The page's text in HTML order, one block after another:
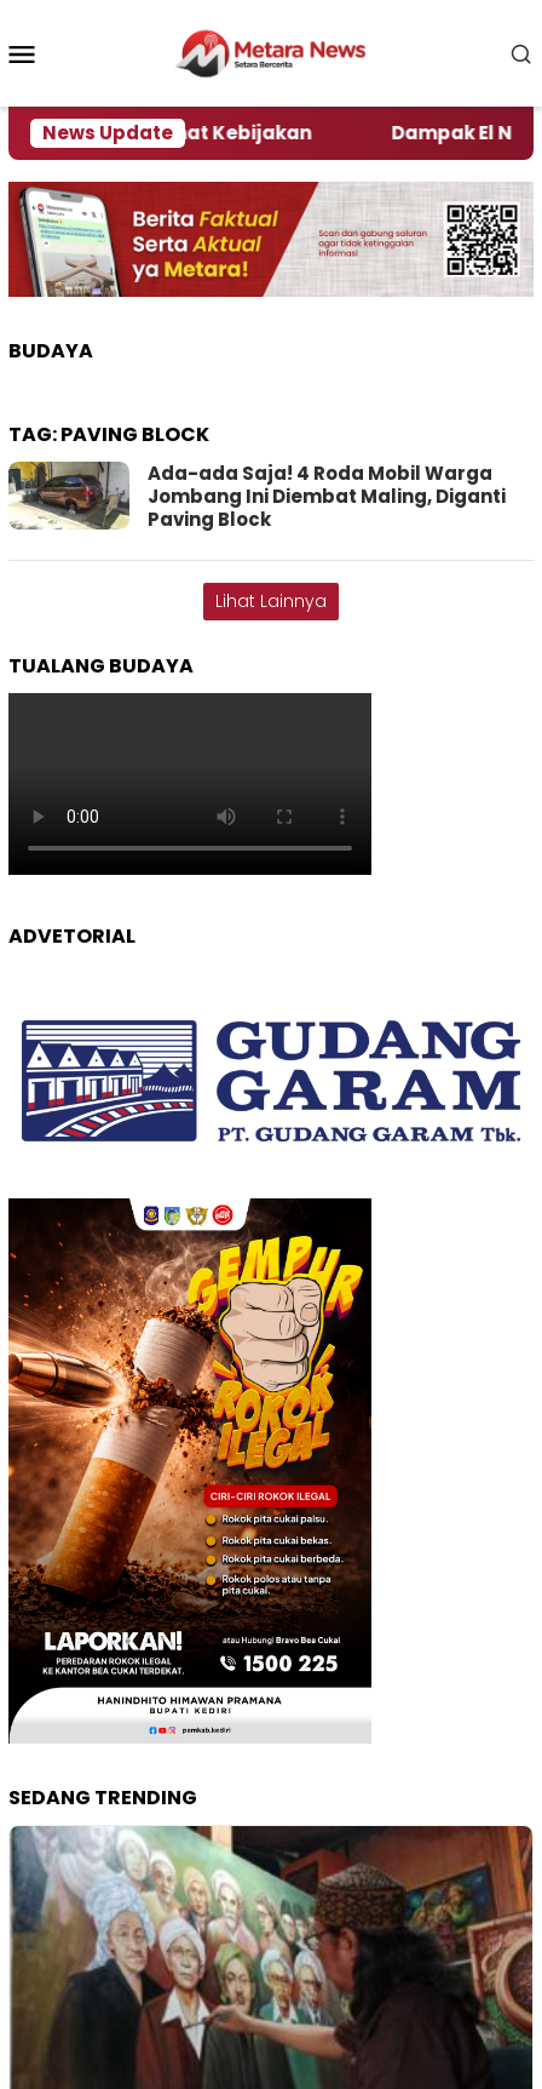
konten
News Update
Kata Pengamat Kebijakan Dampak El Nino,
BUDAYA
TAG:PAVING BLOCK
Ada-ada Saja! 4 Roda Mobil Warga
Jombang Ini Diembat Maling, Diganti
Paving Block
Lihat Lainnya
TUALANG BUDAYA
ADVETORIAL
SEDANG TRENDING